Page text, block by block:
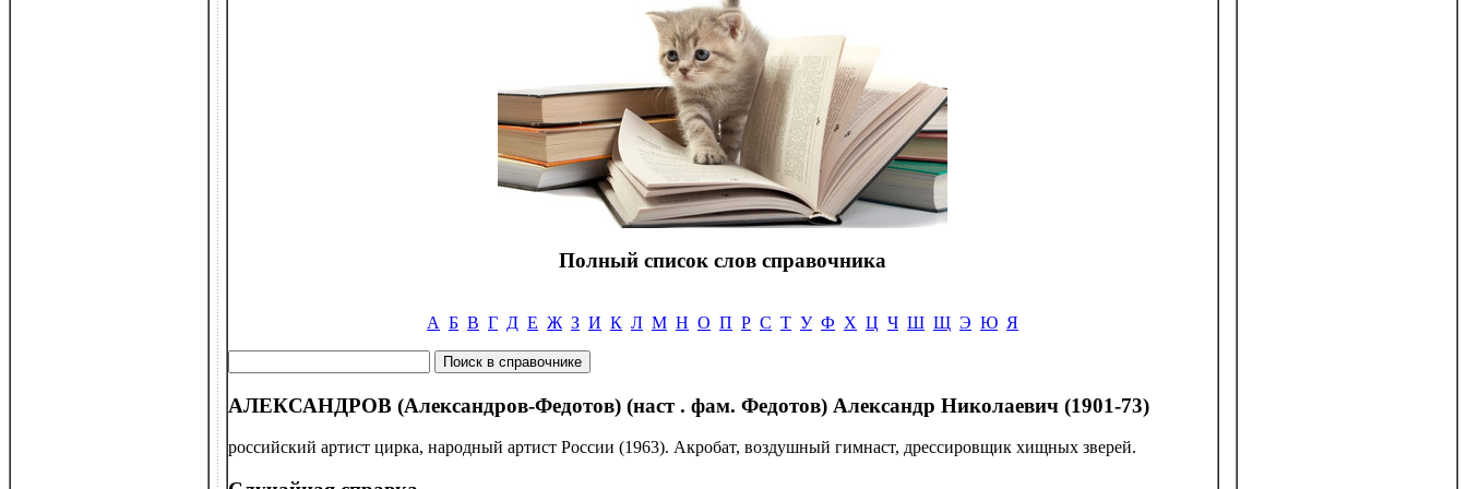
Полный список слов справочника
А Б В Г Д Е Ж З И К Л М Н О П Р С Т У Ф Х Ц Ч Ш Щ Э Ю Я
АЛЕКСАНДРОВ (Александров-Федотов) (наст . фам. Федотов) Александр Николаевич (1901-73)
российский артист цирка, народный артист России (1963). Акробат, воздушный гимнаст, дрессировщик хищных зверей.